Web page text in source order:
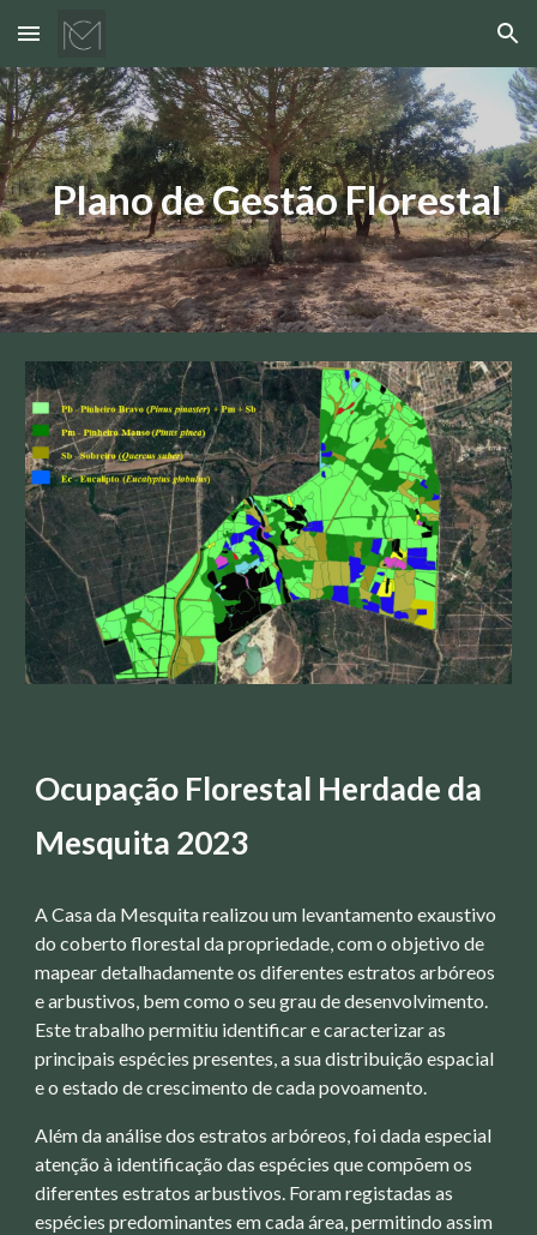
Skip to main content Skip to navigation
Plano de Gestão Florestal
Ocupação Florestal Herdade da
Mesquita 2023
A Casa da Mesquita realizou um levantamento exaustivo
do coberto florestal da propriedade, com o objetivo de
mapear detalhadamente os diferentes estratos arbóreos
e arbustivos, bem como o seu grau de desenvolvimento.
Este trabalho permitiu identificar e caracterizar as
principais espécies presentes, a sua distribuição espacial
e o estado de crescimento de cada povoamento.
Além da análise dos estratos arbóreos, foi dada especial
atenção à identificação das espécies que compõem os
diferentes estratos arbustivos. Foram registadas as
espécies predominantes em cada área, permitindo assim